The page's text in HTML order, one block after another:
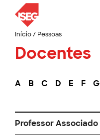
Início/ Pessoas
Docentes
A B C D E F G
Professor